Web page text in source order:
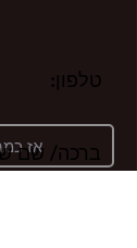
טלפון:
ברכה/ שם